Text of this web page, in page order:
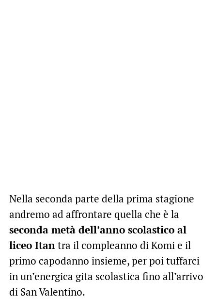
Nella seconda parte della prima stagione
andremo ad affrontare quella che è la
seconda metà dell’anno scolastico al
liceo Itan tra il compleanno di Komi e il
primo capodanno insieme, per poi tuffarci
in un’energica gita scolastica fino all’arrivo
di San Valentino.